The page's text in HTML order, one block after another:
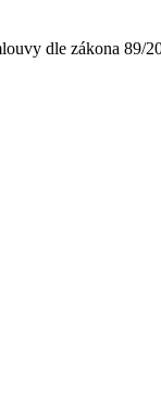
dle zákona 89/